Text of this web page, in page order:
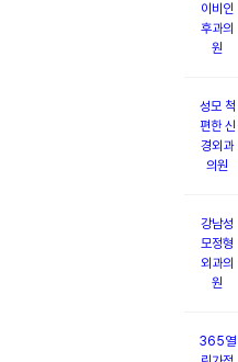
이비인
후과의
원
성모 척
편한 신
경외과
의원
강남성
모정형
외과의
원
365열